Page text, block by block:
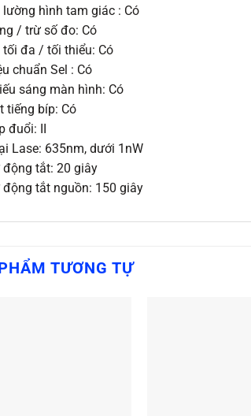
hình tam giác : Có
/ trừ số đo: Có
đa / tối thiểu: Có
chuẩn Sel : Có
sáng màn hình: Có
tiếng bíp: Có
đuổi: II
Lase: 635nm, dưới 1nW
động tắt: 20 giây
động tắt nguồn: 150 giây
TƯƠNG TỰ